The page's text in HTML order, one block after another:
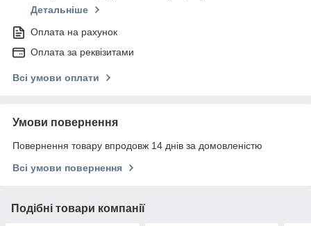
Детальніше
Оплата на рахунок
Оплата за реквізитами
Всі умови оплати
Умови повернення
Повернення товару впродовж 14 днів за домовленістю
Всі умови повернення
Подібні товари компанії